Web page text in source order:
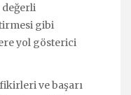
değerli
gibi
yol gösterici
ve başarı